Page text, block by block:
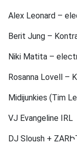
Alex Leonard –
Berit Jung –
Niki Matita –
Rosanna Lovell –
Midijunkies (Tim
VJ Evangeline IRL
DJ Sloush +